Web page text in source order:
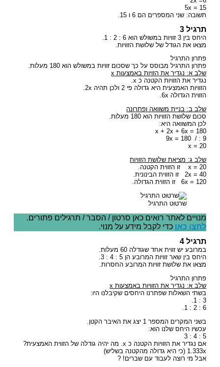
5x = 15
תשובה: שני המספרים הם 6 ו 15.
תרגיל 3
היחס בין 3 זוויות במשולש הוא 6 : 2 : 1.
מצאו את הגודל של שלושת הזוויות.
פתרון התרגיל
פתרון התרגיל מבוסס על כך שסכום זוויות במשולש הוא 180 מעלות.
שלב א: נגדיר את הזויות באמצעות x
נגדיר את הזוויות הקטנה כ x.
הזוויות האמצעית היא גדולה פי 2 ולכן תהיה 2x.
הזווית הגדולה 6x.
שלב ב: בניית משוואה ופתרונה
סכום שלושת הזוויות הוא 180 מעלות.
לכן המשוואה היא:
x + 2x + 6x = 180
9x = 180 / : 9
x = 20
שלב ג: מציאת שלושת הזוויות
x = 20 זו הזווית הקטנה.
2x = 40 זו הזווית הבינונית.
6x = 120 זו הזווית הגדולה.
שרטוט התרגיל
מנויים לאתר רואים כאן סרטון / הסבר / תרגילים פתורים.
לחצו כאן כדי לקבל מידע על מנוי.
תרגיל 4
במרובע יש זווית אחד שגודלה 60 מעלות.
היחס בין שאר זוויות המרובע הן 5 : 4 : 3.
מצאו את שלושת זוויות המרובע החסרות.
פתרון התרגיל
שלב א: נגדיר את הזוויות באמצעות x
בשתי השאלות שפתרנו היחסים שקיבלנו היו:
3 : 1.
6 : 2 : 1.
בשני המקרים המספר 1 יצג את האיבר הקטן.
עכשיו היחס שלנו הוא:
5 : 4 : 3
אם נגדיר את הזוויות הקטנה כ x. מה יהיה גודלה של הזווית האמצעית?
1.333x (כי היא גדולה מהקטנה בשליש)
אבל מי רוצה לעבוד עם שברים! ?